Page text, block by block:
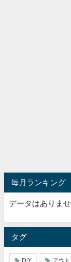
毎月ランキング
データはありませ
タグ
DIY アウト